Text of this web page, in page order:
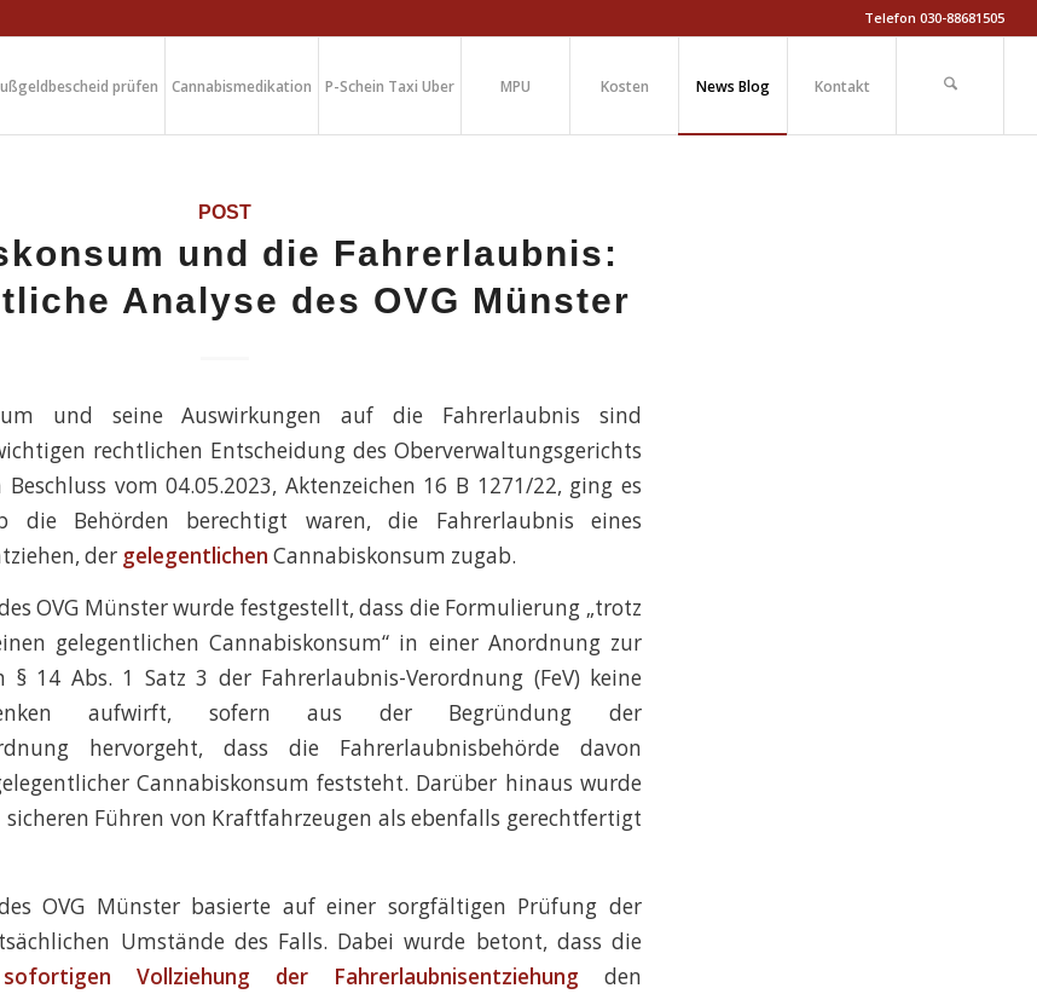
Telefon 030-88681505
prüfen Cannabismedikation P-Schein Taxi Uber MPU Kosten News Blog Kontakt
POST
und die Fahrerlaubnis:
Analyse des OVG Münster
und seine Auswirkungen auf die Fahrerlaubnis sind
rechtlichen Entscheidung des Oberverwaltungsgerichts
vom 04.05.2023, Aktenzeichen 16 B 1271/22, ging es
die Behörden berechtigt waren, die Fahrerlaubnis eines
der gelegentlichen Cannabiskonsum zugab.
OVG Münster wurde festgestellt, dass die Formulierung „trotz
gelegentlichen Cannabiskonsum“ in einer Anordnung zur
§ 14 Abs. 1 Satz 3 der Fahrerlaubnis-Verordnung (FeV) keine
aufwirft, sofern aus der Begründung der
hervorgeht, dass die Fahrerlaubnisbehörde davon
Cannabiskonsum feststeht. Darüber hinaus wurde
sicheren Führen von Kraftfahrzeugen als ebenfalls gerechtfertigt
OVG Münster basierte auf einer sorgfältigen Prüfung der
Umstände des Falls. Dabei wurde betont, dass die
sofortigen Vollziehung der Fahrerlaubnisentziehung den